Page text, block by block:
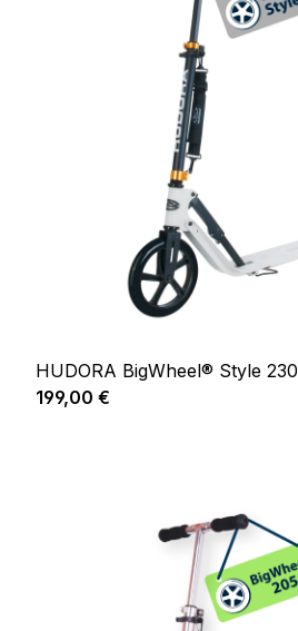
HUDORA BigWheel® Style 230
Prix régulier :
199,00 €